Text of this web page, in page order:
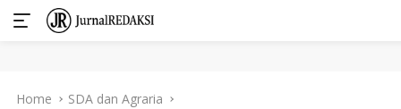
Home SDA dan Agraria